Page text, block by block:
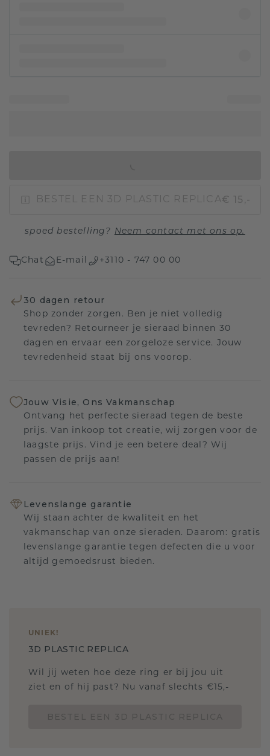
BESTEL EEN 3D PLASTIC REPLICA€ 15,-
spoed bestelling? Neem contact met ons op.
Chat E-mail +3110 - 747 00 00
30 dagen retour
Shop zonder zorgen. Ben je niet volledig
tevreden? Retourneer je sieraad binnen 30
dagen en ervaar een zorgeloze service. Jouw
tevredenheid staat bij ons voorop.
Jouw Visie, Ons Vakmanschap
Ontvang het perfecte sieraad tegen de beste
prijs. Van inkoop tot creatie, wij zorgen voor de
laagste prijs. Vind je een betere deal? Wij
passen de prijs aan!
Levenslange garantie
Wij staan achter de kwaliteit en het
vakmanschap van onze sieraden. Daarom: gratis
levenslange garantie tegen defecten die u voor
altijd gemoedsrust bieden.
UNIEK!
3D PLASTIC REPLICA
Wil jij weten hoe deze ring er bij jou uit
ziet en of hij past? Nu vanaf slechts €15,-